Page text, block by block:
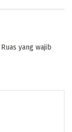
Ruas yang wajib